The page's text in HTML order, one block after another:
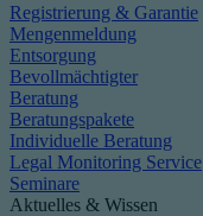
Registrierung & Garantie
Mengenmeldung
Entsorgung
Bevollmächtigter
Beratung
Beratungspakete
Individuelle Beratung
Legal Monitoring Service
Seminare
Aktuelles & Wissen